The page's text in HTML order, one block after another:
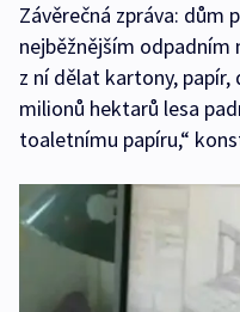
Závěrečná zpráva: dům
nejběžnějším
z ní dělat kartony,
milionů hektarů lesa
toaletnímu papíru,“